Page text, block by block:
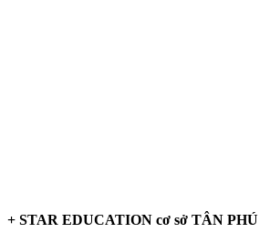
+ STAR EDUCATION cơ sở TÂN PHÚ